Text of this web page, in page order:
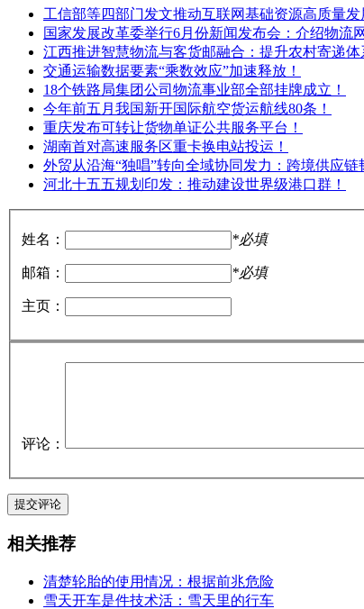
工信部等四部门发文推动互联网基础资源高质量发
国家发展改革委举行6月份新闻发布会：介绍物流
江西推进智慧物流与客货邮融合：提升农村寄递体
交通运输数据要素“乘数效应”加速释放！
18个铁路局集团公司物流事业部全部挂牌成立！
今年前五月我国新开国际航空货运航线80条！
重庆发布可转让货物单证公共服务平台！
湖南首对高速服务区重卡换电站投运！
外贸从沿海“独唱”转向全域协同发力：跨境供应链
河北十五五规划印发：推动建设世界级港口群！
姓名： *必填
邮箱： *必填
主页：
评论：
相关推荐
清楚轮胎的使用情况：根据前兆危险
雪天开车是件技术活：雪天里的行车